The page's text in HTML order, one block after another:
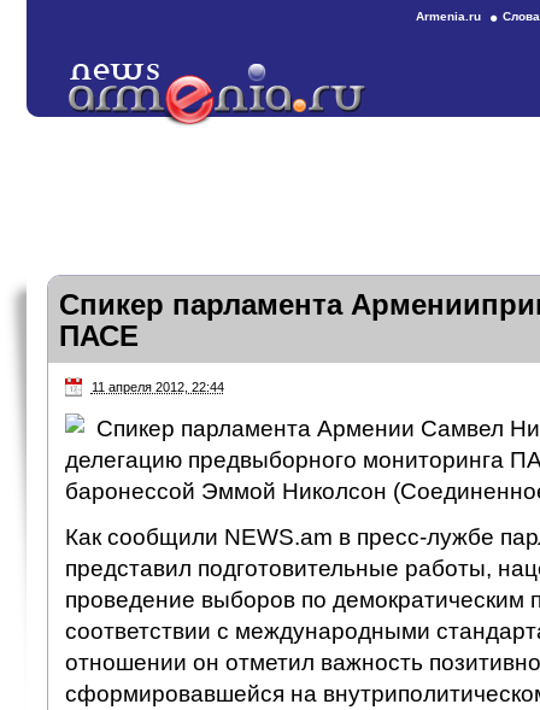
Armenia.ru
Спикер парламента
ПАСЕ
11 апреля 2012, 22:44
Спикер парламента Армении Самвел
делегацию предвыборного мониторинга
баронессой Эммой Николсон
Как сообщили NEWS.am в пресс-лужбе
представил подготовительные работы,
проведение выборов по демократическим
соответствии с международными
отношении он отметил важность
сформировавшейся на